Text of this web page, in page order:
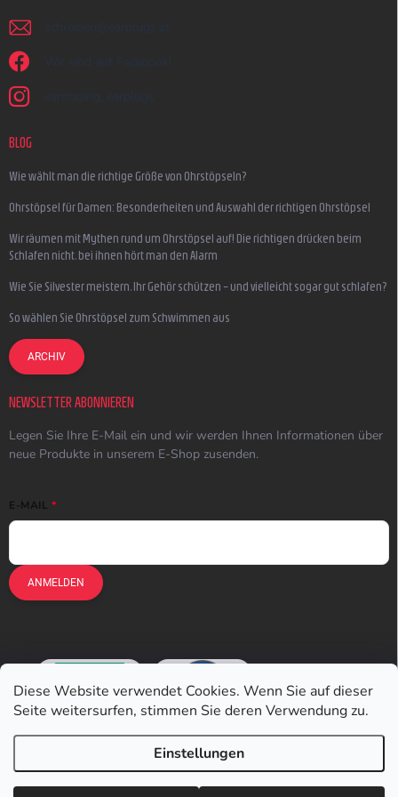
Diese Website verwendet Cookies. Wenn Sie auf dieser
Seite weitersurfen, stimmen Sie deren Verwendung zu.
Einstellungen
schreiben @ earplugs.at
Wir sind auf Facebook!
earmazing_earplugs
BLOG
Wie wählt man die richtige Größe von Ohrstöpseln?
Ohrstöpsel für Damen: Besonderheiten und Auswahl der richtigen Ohrstöpsel
Wir räumen mit Mythen rund um Ohrstöpsel auf! Die richtigen drücken beim
Schlafen nicht, bei ihnen hört man den Alarm
Wie Sie Silvester meistern, Ihr Gehör schützen – und vielleicht sogar gut schlafen?
So wählen Sie Ohrstöpsel zum Schwimmen aus
ARCHIV
NEWSLETTER ABONNIEREN
Legen Sie Ihre E-Mail ein und wir werden Ihnen Informationen über
neue Produkte in unserem E-Shop zusenden.
E-MAIL
ANMELDEN